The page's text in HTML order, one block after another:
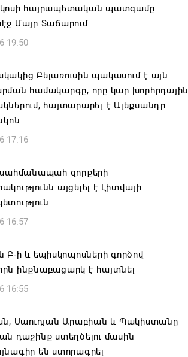
հայրապետական պատգամը
Մայր Տաճարում
19:50
Բելառուսին պակասում է այն
համակարգը, որը կար խորհրդային
հայտարարել է Ալեքսանդր
17:16
զորքերի
այցելել է Լիտվայի
16:57
Բ-ի և եպիսկոպոսների գործով
ինքնաբացարկ է հայտնել
16:55
Սաուդյան Արաբիան և Պակիստանը
դաշինք ստեղծելու մասին
են ստորագրել